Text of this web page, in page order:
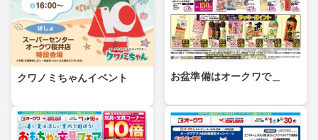
クワノミちゃんイベント お盆準備はオークワで＿